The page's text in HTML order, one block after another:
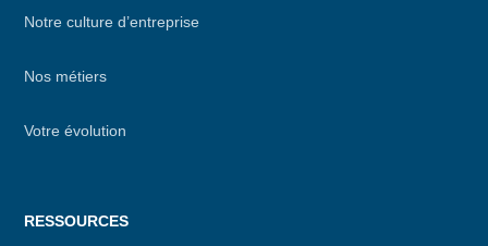
Notre culture d’entreprise
Nos métiers
Votre évolution
RESSOURCES